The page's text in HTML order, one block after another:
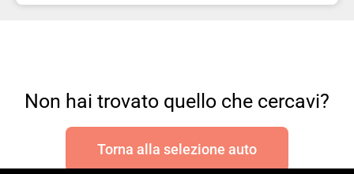
Non hai trovato quello che cercavi?
Torna alla selezione auto